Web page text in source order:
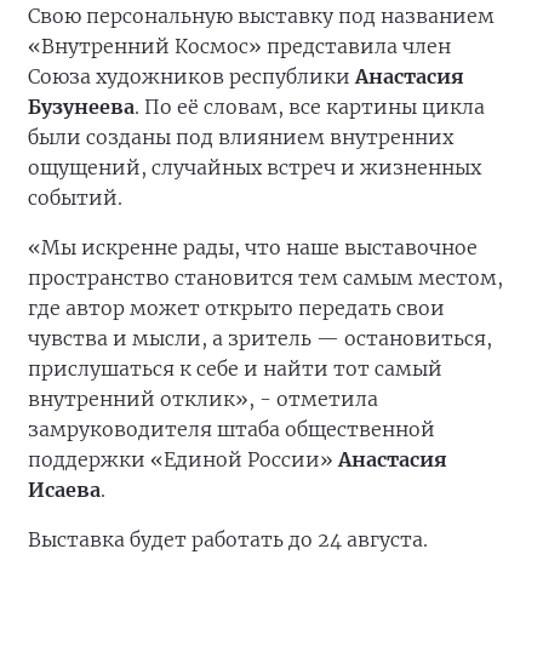
Свою персональную выставку под названием
«Внутренний Космос» представила член
Союза художников республики Анастасия
Бузунеева. По её словам, все картины цикла
были созданы под влиянием внутренних
ощущений, случайных встреч и жизненных
событий.
«Мы искренне рады, что наше выставочное
пространство становится тем самым местом,
где автор может открыто передать свои
чувства и мысли, а зритель — остановиться,
прислушаться к себе и найти тот самый
внутренний отклик», - отметила
замруководителя штаба общественной
поддержки «Единой России» Анастасия
Исаева.
Выставка будет работать до 24 августа.